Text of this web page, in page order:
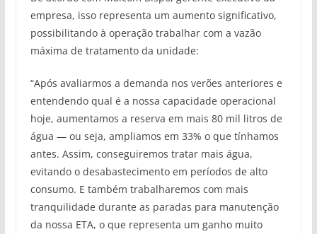
empresa, isso representa um aumento significativo,
possibilitando à operação trabalhar com a vazão
máxima de tratamento da unidade:
“Após avaliarmos a demanda nos verões anteriores e
entendendo qual é a nossa capacidade operacional
hoje, aumentamos a reserva em mais 80 mil litros de
água — ou seja, ampliamos em 33% o que tínhamos
antes. Assim, conseguiremos tratar mais água,
evitando o desabastecimento em períodos de alto
consumo. E também trabalharemos com mais
tranquilidade durante as paradas para manutenção
da nossa ETA, o que representa um ganho muito